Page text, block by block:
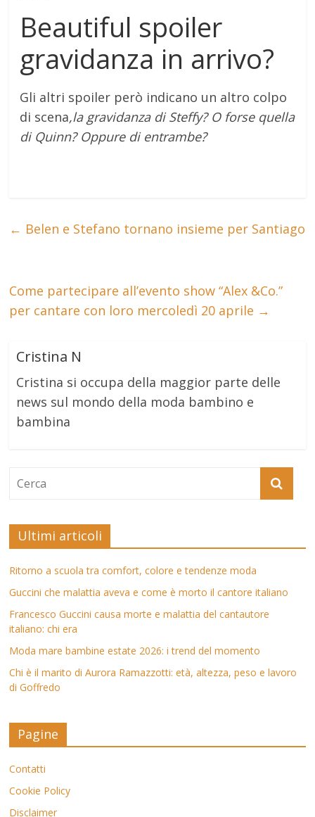
Beautiful spoiler
gravidanza in arrivo?
Gli altri spoiler però indicano un altro colpo
di scena,la gravidanza di Steffy? O forse quella
di Quinn? Oppure di entrambe?
← Belen e Stefano tornano insieme per Santiago
Come partecipare all’evento show “Alex &Co.”
per cantare con loro mercoledì 20 aprile →
Cristina N
Cristina si occupa della maggior parte delle
news sul mondo della moda bambino e
bambina
Ultimi articoli
Ritorno a scuola tra comfort, colore e tendenze moda
Guccini che malattia aveva e come è morto il cantore italiano
Francesco Guccini causa morte e malattia del cantautore
italiano: chi era
Moda mare bambine estate 2026: i trend del momento
Chi è il marito di Aurora Ramazzotti: età, altezza, peso e lavoro
di Goffredo
Pagine
Contatti
Cookie Policy
Disclaimer